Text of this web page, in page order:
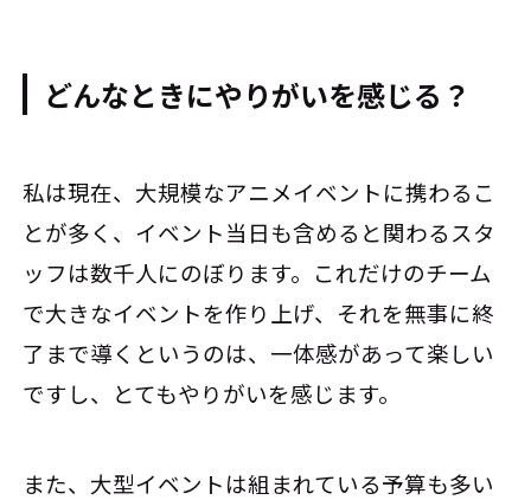
どんなときにやりがいを感じる？
私は現在、大規模なアニメイベントに携わるこ
とが多く、イベント当日も含めると関わるスタ
ッフは数千人にのぼります。これだけのチーム
で大きなイベントを作り上げ、それを無事に終
了まで導くというのは、一体感があって楽しい
ですし、とてもやりがいを感じます。
また、大型イベントは組まれている予算も多い